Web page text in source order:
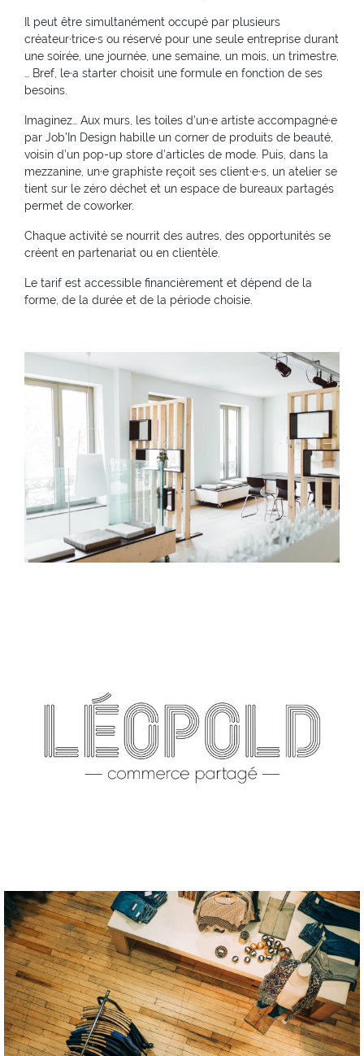
Il peut être simultanément occupé par plusieurs
créateur·trice·s ou réservé pour une seule entreprise durant
une soirée, une journée, une semaine, un mois, un trimestre,
… Bref, le·a starter choisit une formule en fonction de ses
besoins.
Imaginez… Aux murs, les toiles d’un·e artiste accompagné·e
par Job’In Design habille un corner de produits de beauté,
voisin d’un pop-up store d’articles de mode. Puis, dans la
mezzanine, un·e graphiste reçoit ses client·e·s, un atelier se
tient sur le zéro déchet et un espace de bureaux partagés
permet de coworker.
Chaque activité se nourrit des autres, des opportunités se
créent en partenariat ou en clientèle.
Le tarif est accessible financièrement et dépend de la
forme, de la durée et de la période choisie.